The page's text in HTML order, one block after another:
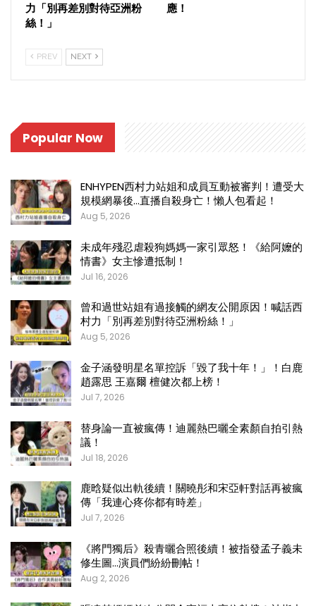
力「別再差別對待亞洲粉
絲！」
應！
PREV NEXT
Popular Now
ENHYPEN西村力站姐和成員互動被審判！遭受大
規模網暴後…直播自殺身亡！懶人包看起！
Aug 5, 2026
未成年殘忍虐殺狗媽媽一家引眾怒！《給阿嬤的
情書》女主慘遭抵制！
Jul 16, 2026
曾和過世站姐有過接觸的網友公開原因！喊話西
村力「別再差別對待亞洲粉絲！」
Aug 5, 2026
金子涵發明星名單控訴「毀了我十年！」！白鹿
趙露思 王嘉爾 檀健次都上榜！
Jul 7, 2026
替身論一直被瘋傳！迪麗熱巴曬全素顏自拍引熱
議！
Jul 18, 2026
鹿晗疑似出軌後續！關曉彤和宋亞軒對話再被瘋
傳「我連心疼你都有時差」
Jul 7, 2026
《將門獨后》殺青曬合照後續！被指發孟子義未
修生圖…演員們紛紛刪帖！
Aug 2, 2026